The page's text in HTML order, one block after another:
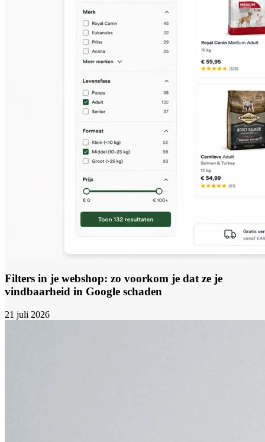
Filters in je webshop: zo voorkom je dat ze je
vindbaarheid in Google schaden
21 juli 2026